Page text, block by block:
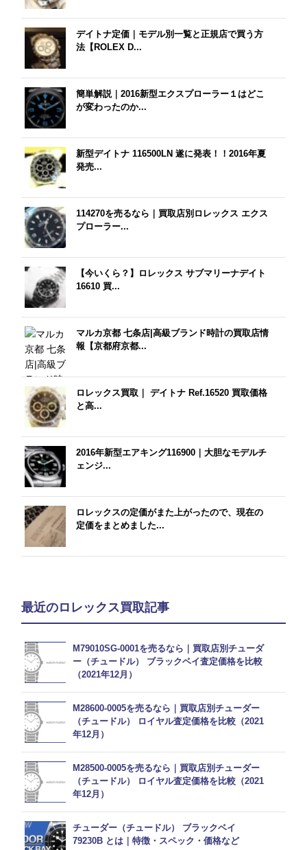
デイトナ定価｜モデル別一覧と正規店で買う方
法【ROLEX D...
簡単解説｜2016新型エクスプローラー１はどこ
が変わったのか...
新型デイトナ 116500LN 遂に発表！！2016年夏
発売...
114270を売るなら｜買取店別ロレックス エクス
プローラー...
【今いくら？】ロレックス サブマリーナデイト
16610 買...
マルカ京都 七条店|高級ブランド時計の買取店情
報【京都府京都...
ロレックス買取｜ デイトナ Ref.16520 買取価格
と高...
2016年新型エアキング116900｜大胆なモデルチ
ェンジ...
ロレックスの定価がまた上がったので、現在の
定価をまとめました...
最近のロレックス買取記事
M79010SG-0001を売るなら｜買取店別チューダ
ー（チュードル） ブラックベイ査定価格を比較
（2021年12月）
M28600-0005を売るなら｜買取店別チューダー
（チュードル） ロイヤル査定価格を比較（2021
年12月）
M28500-0005を売るなら｜買取店別チューダー
（チュードル） ロイヤル査定価格を比較（2021
年12月）
チューダー（チュードル） ブラックベイ
79230B とは｜特徴・スペック・価格など